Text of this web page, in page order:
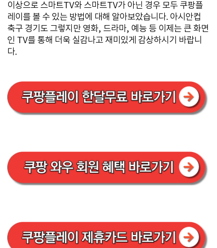
이상으로 스마트TV와 스마트TV가 아닌 경우 모두 쿠팡플
레이를 볼 수 있는 방법에 대해 알아보았습니다. 아시안컵
축구 경기도 그렇지만 영화, 드라마, 예능 등 이제는 큰 화면
인 TV를 통해 더욱 실감나고 재미있게 감상하시기 바랍니
다.